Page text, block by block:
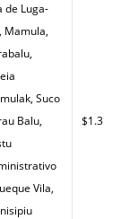
de Luga-
Mamula,
Suco
Balu,
Vila,
$1.33